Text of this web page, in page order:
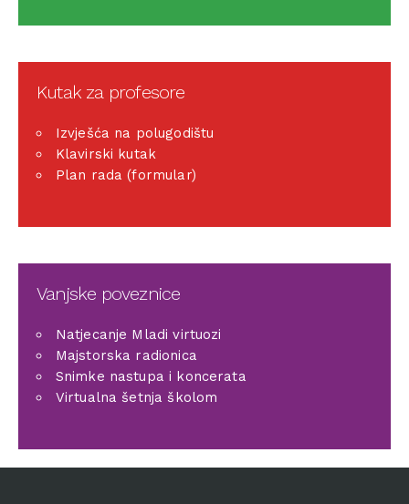
Kutak za profesore
Izvješća na polugodištu
Klavirski kutak
Plan rada (formular)
Vanjske poveznice
Natjecanje Mladi virtuozi
Majstorska radionica
Snimke nastupa i koncerata
Virtualna šetnja školom